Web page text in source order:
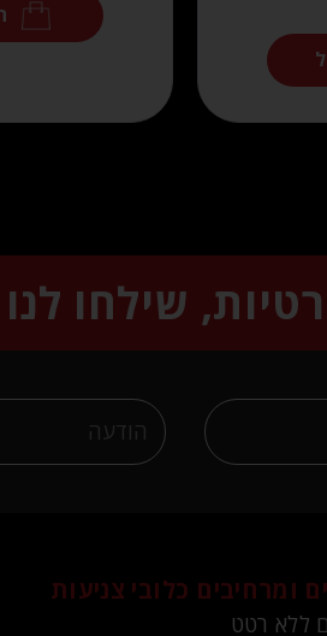
שילחו
ומרחיבים
ללא רטט
כלובי צניעות